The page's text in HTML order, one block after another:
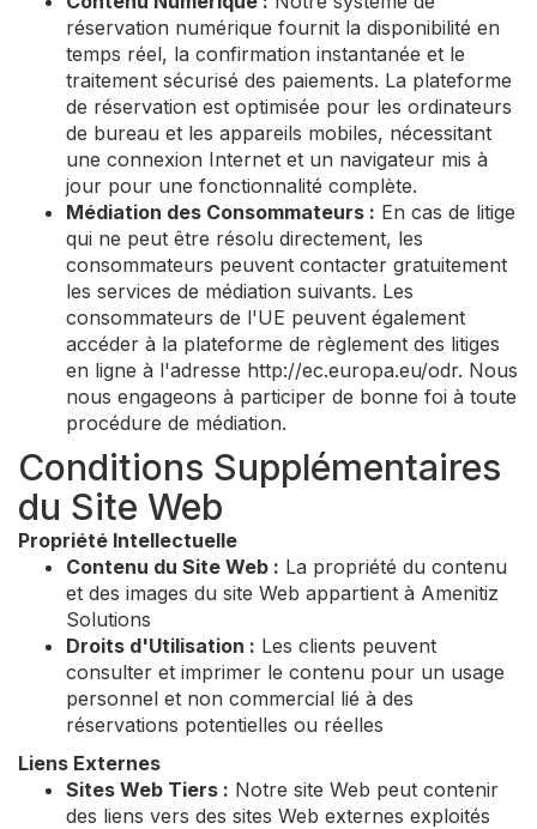
réservation numérique fournit la disponibilité en
temps réel, la confirmation instantanée et le
traitement sécurisé des paiements. La plateforme
de réservation est optimisée pour les ordinateurs
de bureau et les appareils mobiles, nécessitant
une connexion Internet et un navigateur mis à
jour pour une fonctionnalité complète.
Médiation des Consommateurs : En cas de litige
qui ne peut être résolu directement, les
consommateurs peuvent contacter gratuitement
les services de médiation suivants. Les
consommateurs de l'UE peuvent également
accéder à la plateforme de règlement des litiges
en ligne à l'adresse http://ec.europa.eu/odr. Nous
nous engageons à participer de bonne foi à toute
procédure de médiation.
Conditions Supplémentaires
du Site Web
Propriété Intellectuelle
Contenu du Site Web : La propriété du contenu
et des images du site Web appartient à Amenitiz
Solutions
Droits d'Utilisation : Les clients peuvent
consulter et imprimer le contenu pour un usage
personnel et non commercial lié à des
réservations potentielles ou réelles
Liens Externes
Sites Web Tiers : Notre site Web peut contenir
des liens vers des sites Web externes exploités